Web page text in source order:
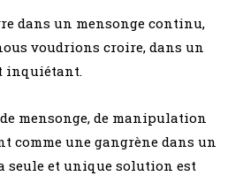
dans un mensonge continu,
voudrions croire, dans un
inquiétant.
mensonge, de manipulation
comme une gangrène dans un
seule et unique solution est